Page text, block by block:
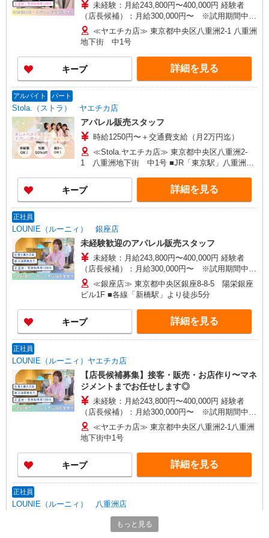
未経験：月給243,800円〜400,000円 経験者
（店長候補）：月給300,000円〜 ※試用期間中は
270,000円〜 ★固定残業手当：30,800円（月給に
含む） ※経験・能力考慮 ※固定残業時間は1ヶ月
あたり20時間、超過時は追加で残業手当支給 ※月
3万円まで交通費支給 ※試用期間（2〜3ヶ月）も
同条件 【手当】固定残業手当／資格手当／店舗職
制手当／住宅手当（実家外かつ賃貸の場合のみ別
当の種類はエリアにより異なります。詳細は面接
時にお尋ねください。
≪ヤエチカ店≫ 東京都中央区八重洲2-1 八重洲
地下街 中1号
キープ 詳細を見る
アルバイト パート
Stola.（ストラ） ヤエチカ店
アパレル販売スタッフ
時給1250円〜＋交通費支給（月2万円迄）
≪Stola.ヤエチカ店≫ 東京都中央区八重洲2-
1 八重洲地下街 中1号 ■JR「東京駅」八重洲地
キープ 詳細を見る
正社員
LOUNIE（ルーニィ） 銀座店
未経験歓迎のアパレル販売スタッフ
未経験：月給243,800円〜400,000円 経験者
（店長候補）：月給300,000円〜 ※試用期間中は
270,000円〜 ★固定残業手当：30,800円（月給に
含む） ※経験・能力考慮 ※固定残業時間は1ヶ月
あたり20時間、超過時は追加で残業手当支給 ※月
3万円まで交通費支給 ※試用期間（2〜3ヶ月）も
同条件 【手当】固定残業手当／資格手当／店舗職
制手当／住宅手当（実家外かつ賃貸の場合のみ別
当の種類はエリアにより異なります。詳細は面接
時にお尋ねください。 ＼入社３大特典キャンペー
ン実施中！／※詳細は備考欄にて
≪銀座店≫ 東京都中央区銀座8-8-5 陽栄銀座
ビル1F ■各線「新橋駅」より徒歩5分
キープ 詳細を見る
正社員
LOUNIE（ルーニィ）ヤエチカ店
【店長候補募集】接客・販売・お店作り〜マネ
ジメントまでお任せします◎
未経験：月給243,800円〜400,000円 経験者
（店長候補）：月給300,000円〜 ※試用期間中は
270,000円〜 ★固定残業手当：30,800円（月給に
含む） ※経験・能力考慮 ※固定残業時間は1ヶ月
あたり20時間、超過時は追加で残業手当支給 ※月
3万円まで交通費支給 ※試用期間（2〜3ヶ月）も
同条件 【手当】固定残業手当／資格手当／店舗職
制手当／住宅手当（実家外かつ賃貸の場合のみ別
当の種類はエリアにより異なります。詳細は面接
時にお尋ねください。
≪ヤエチカ店≫ 東京都中央区八重洲2-1八重洲
地下街中1号
キープ 詳細を見る
正社員
LOUNIE（ルーニィ） 八重洲店
未経験歓迎のアパレル販売スタッフ
未経験：月給243,800円〜400,000円 経験者
もっと見る